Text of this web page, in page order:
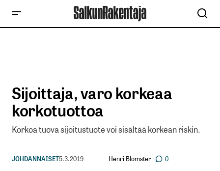
Sijoittaja, varo korkeaa
korkotuottoa
Korkoa tuova sijoitustuote voi sisältää korkean riskin.
JOHDANNAISET5.3.2019 Henri Blomster 0